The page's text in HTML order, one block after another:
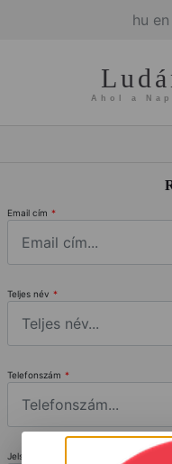
hu en
Ahol a
Email cím *
Teljes név *
Telefonszám *
Jelszó